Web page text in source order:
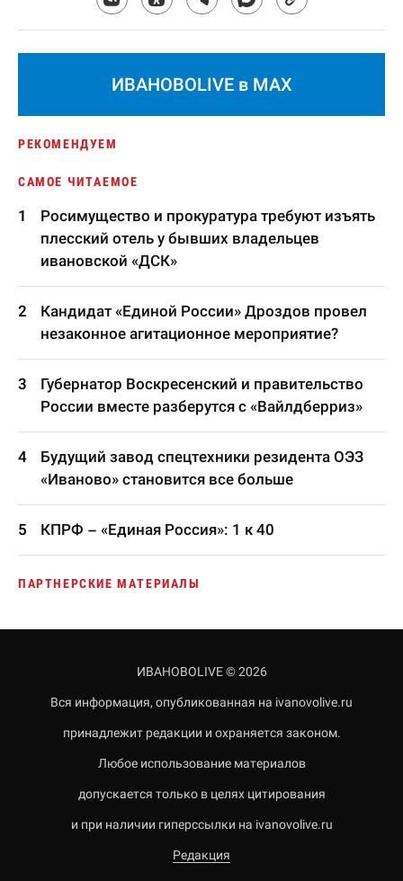
ИВАНОВОLIVE в MAX
РЕКОМЕНДУЕМ
САМОЕ ЧИТАЕМОЕ
Росимущество и прокуратура требуют изъять
плесский отель у бывших владельцев
ивановской «ДСК»
Кандидат «Единой России» Дроздов провел
незаконное агитационное мероприятие?
Губернатор Воскресенский и правительство
России вместе разберутся с «Вайлдберриз»
Будущий завод спецтехники резидента ОЭЗ
«Иваново» становится все больше
КПРФ – «Единая Россия»: 1 к 40
ПАРТНЕРСКИЕ МАТЕРИАЛЫ
ИВАНОВОLIVE © 2026
Вся информация, опубликованная на ivanovolive.ru
принадлежит редакции и охраняется законом.
Любое использование материалов
допускается только в целях цитирования
и при наличии гиперссылки на ivanovolive.ru
Редакция